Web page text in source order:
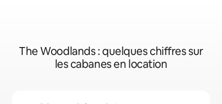
The Woodlands : quelques chiffres sur
les cabanes en location